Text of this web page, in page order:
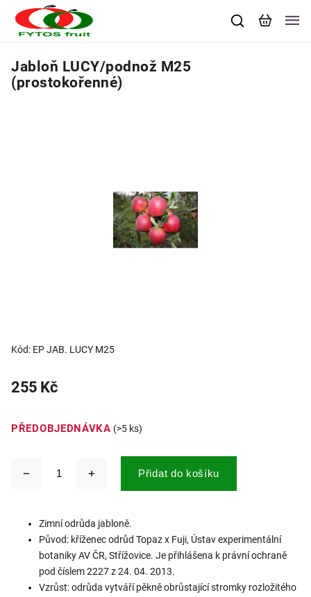
Jabloň LUCY/podnož M25
(prostokořenné)
Kód: EP JAB. LUCY M25
255 Kč
PŘEDOBJEDNÁVKA (>5 ks)
Přidat do košíku
Zimní odrůda jabloně.
Původ: kříženec odrůd Topaz x Fuji, Ústav experimentální
botaniky AV ČR, Střížovice. Je přihlášena k právní ochraně
pod číslem 2227 z 24. 04. 2013.
Vzrůst: odrůda vytváří pěkně obrůstající stromky rozložitého